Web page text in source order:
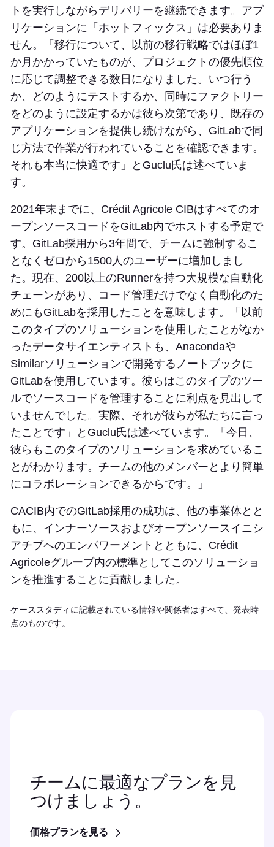
トを実行しながらデリバリーを継続できます。アプ
リケーションに「ホットフィックス」は必要ありま
せん。「移行について、以前の移行戦略ではほぼ1
か月かかっていたものが、プロジェクトの優先順位
に応じて調整できる数日になりました。いつ行う
か、どのようにテストするか、同時にファクトリー
をどのように設定するかは彼ら次第であり、既存の
アプリケーションを提供し続けながら、GitLabで同
じ方法で作業が行われていることを確認できます。
それも本当に快適です」とGuclu氏は述べていま
す。
2021年末までに、Crédit Agricole CIBはすべてのオ
ープンソースコードをGitLab内でホストする予定で
す。GitLab採用から3年間で、チームに強制するこ
となくゼロから1500人のユーザーに増加しまし
た。現在、200以上のRunnerを持つ大規模な自動化
チェーンがあり、コード管理だけでなく自動化のた
めにもGitLabを採用したことを意味します。「以前
このタイプのソリューションを使用したことがなか
ったデータサイエンティストも、Anacondaや
Similarソリューションで開発するノートブックに
GitLabを使用しています。彼らはこのタイプのツー
ルでソースコードを管理することに利点を見出して
いませんでした。実際、それが彼らが私たちに言っ
たことです」とGuclu氏は述べています。「今日、
彼らもこのタイプのソリューションを求めているこ
とがわかります。チームの他のメンバーとより簡単
にコラボレーションできるからです。」
CACIB内でのGitLab採用の成功は、他の事業体とと
もに、インナーソースおよびオープンソースイニシ
アチブへのエンパワーメントとともに、Crédit
Agricoleグループ内の標準としてこのソリューショ
ンを推進することに貢献しました。
ケーススタディに記載されている情報や関係者はすべて、発表時
点のものです。
チームに最適なプランを見
つけましょう。
価格プランを見る